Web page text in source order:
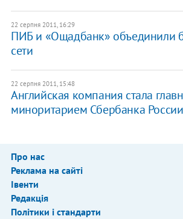
22 серпня 2011, 16:29
ПИБ и «Ощадбанк» объединили
сети
22 серпня 2011, 15:48
Английская компания стала
миноритарием Сбербанка России
Про нас
Реклама на сайті
Івенти
Редакція
Політики і стандарти